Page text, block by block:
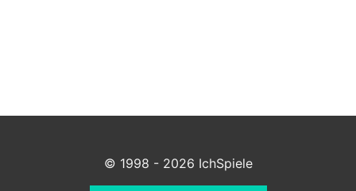
© 1998 - 2026 IchSpiele